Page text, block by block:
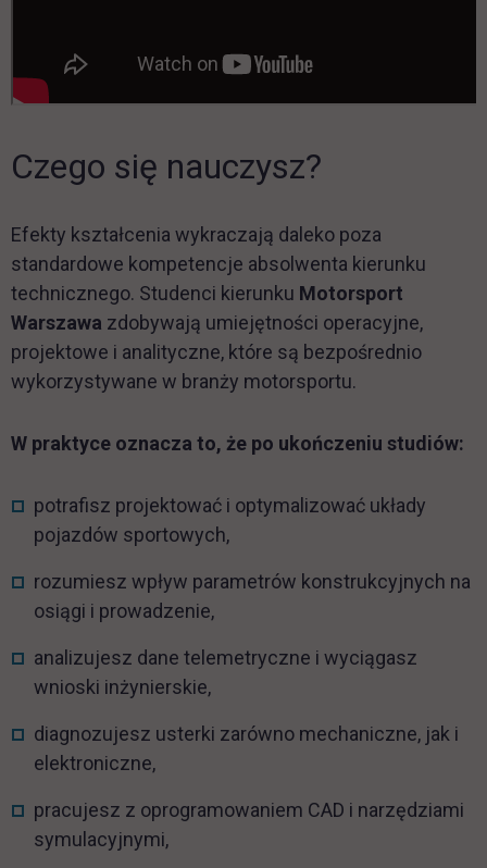
Czego się nauczysz?
Efekty kształcenia wykraczają daleko poza
standardowe kompetencje absolwenta kierunku
technicznego. Studenci kierunku Motorsport
Warszawa zdobywają umiejętności operacyjne,
projektowe i analityczne, które są bezpośrednio
wykorzystywane w branży motorsportu.
W praktyce oznacza to, że po ukończeniu studiów:
potrafisz projektować i optymalizować układy
pojazdów sportowych,
rozumiesz wpływ parametrów konstrukcyjnych na
osiągi i prowadzenie,
analizujesz dane telemetryczne i wyciągasz
wnioski inżynierskie,
diagnozujesz usterki zarówno mechaniczne, jak i
elektroniczne,
pracujesz z oprogramowaniem CAD i narzędziami
symulacyjnymi,